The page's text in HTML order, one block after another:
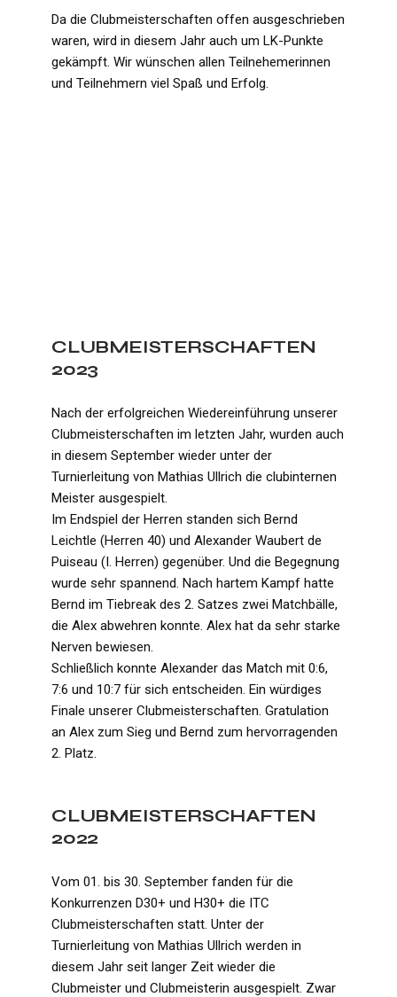
Da die Clubmeisterschaften offen ausgeschrieben
waren, wird in diesem Jahr auch um LK-Punkte
gekämpft. Wir wünschen allen Teilnehemerinnen
und Teilnehmern viel Spaß und Erfolg.
CLUBMEISTERSCHAFTEN
2023
Nach der erfolgreichen Wiedereinführung unserer
Clubmeisterschaften im letzten Jahr, wurden auch
in diesem September wieder unter der
Turnierleitung von Mathias Ullrich die clubinternen
Meister ausgespielt.
Im Endspiel der Herren standen sich Bernd
Leichtle (Herren 40) und Alexander Waubert de
Puiseau (I. Herren) gegenüber. Und die Begegnung
wurde sehr spannend. Nach hartem Kampf hatte
Bernd im Tiebreak des 2. Satzes zwei Matchbälle,
die Alex abwehren konnte. Alex hat da sehr starke
Nerven bewiesen.
Schließlich konnte Alexander das Match mit 0:6,
7:6 und 10:7 für sich entscheiden. Ein würdiges
Finale unserer Clubmeisterschaften. Gratulation
an Alex zum Sieg und Bernd zum hervorragenden
2. Platz.
CLUBMEISTERSCHAFTEN
2022
Vom 01. bis 30. September fanden für die
Konkurrenzen D30+ und H30+ die ITC
Clubmeisterschaften statt. Unter der
Turnierleitung von Mathias Ullrich werden in
diesem Jahr seit langer Zeit wieder die
Clubmeister und Clubmeisterin ausgespielt. Zwar